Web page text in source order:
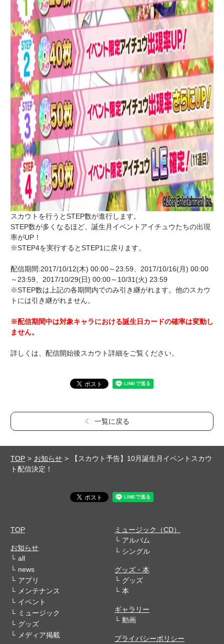
スカウトを行うとSTEP数が進行します。
STEP数が多くなるほど、誕生月イベントアイチュウたちの出現
率がUP！
※STEP4を実行するとSTEP1に戻ります。
配信期間:2017/10/12(木) 00:00～23:59、2017/10/16(月) 00:00
～23:59、2017/10/29(日) 00:00～10/31(火) 23:59
※STEP数は上記の各期間内でのみ引き継がれます。他のスカウ
トには引き継がれません。
※配信期間中は対象キャラにおける誕生日カードの確率は変動し
ません。
詳しくは、配信開始後スカウト詳細をご覧ください。
一覧に戻る
TOP お知らせ
【スカウト予告】10月誕生月イベントスカウ
ト配信決定！
TOP
お知らせ
all
news
アプリ
メンテナンス
イベント
ミュージック
グッズ
メディア掲載
ミュージック（CD）
アルバム
シングル
グッズ・本
グッズ
本
ギャラリー
動画
プライバシーポリシー